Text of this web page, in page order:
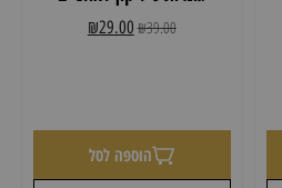
₪39.00
₪29.00
הוספה לסל